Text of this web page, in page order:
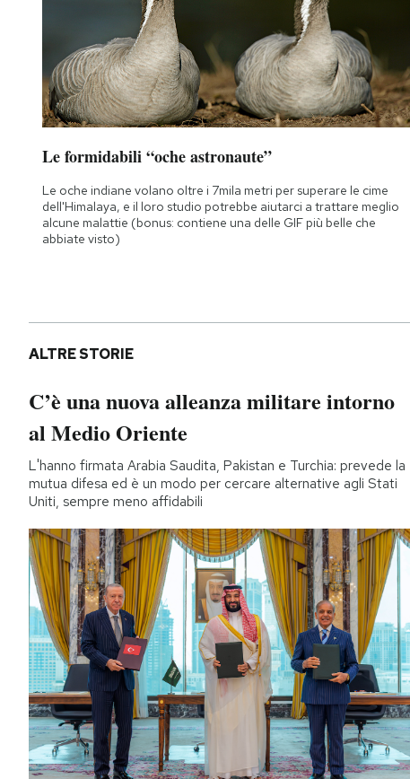
Le formidabili “oche astronaute”
Le oche indiane volano oltre i 7mila metri per superare le cime
dell'Himalaya, e il loro studio potrebbe aiutarci a trattare meglio
alcune malattie (bonus: contiene una delle GIF più belle che
abbiate visto)
ALTRE STORIE
C’è una nuova alleanza militare intorno
al Medio Oriente
L'hanno firmata Arabia Saudita, Pakistan e Turchia: prevede la
mutua difesa ed è un modo per cercare alternative agli Stati
Uniti, sempre meno affidabili